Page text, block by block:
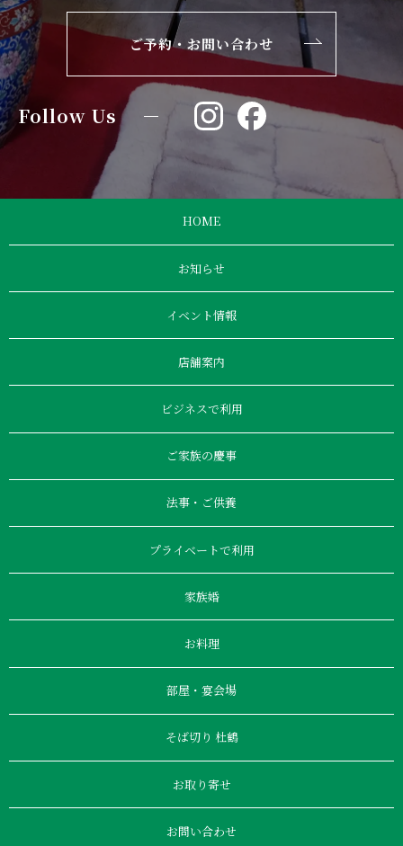
ご予約・お問い合わせ
Follow Us
HOME
お知らせ
イベント情報
店舗案内
ビジネスで利用
ご家族の慶事
法事・ご供養
プライベートで利用
家族婚
お料理
部屋・宴会場
そば切り 杜鶴
お取り寄せ
お問い合わせ